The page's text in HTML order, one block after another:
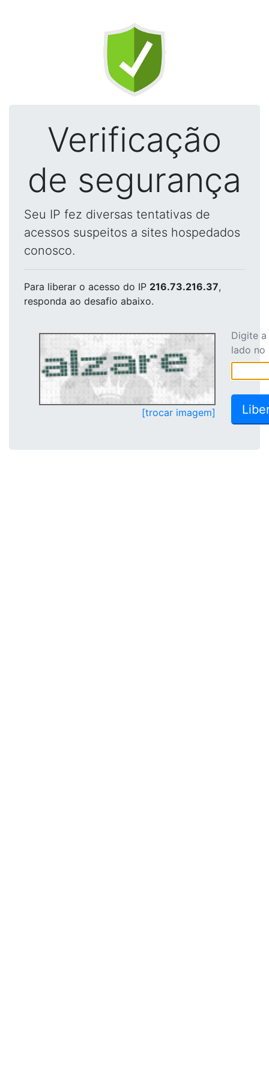
Verificação
de segurança
Seu IP fez diversas tentativas de
acessos suspeitos a sites hospedados
conosco.
Para liberar o acesso do IP 216.73.216.37,
responda ao desafio abaixo.
[trocar imagem]
Digite
lado no